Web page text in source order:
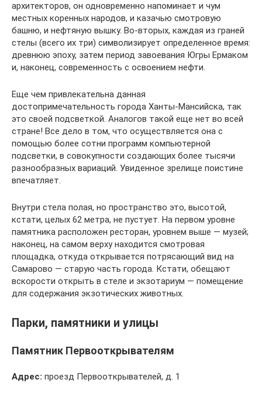
архитекторов, он одновременно напоминает и чум
местных коренных народов, и казачью смотровую
башню, и нефтяную вышку. Во-вторых, каждая из граней
стелы (всего их три) символизирует определенное время:
древнюю эпоху, затем период завоевания Югры Ермаком
и, наконец, современность с освоением нефти.
Еще чем привлекательна данная
достопримечательность города Ханты-Мансийска, так
это своей подсветкой. Аналогов такой еще нет во всей
стране! Все дело в том, что осуществляется она с
помощью более сотни программ компьютерной
подсветки, в совокупности создающих более тысячи
разнообразных вариаций. Увиденное зрелище поистине
впечатляет.
Внутри стела полая, но пространство это, высотой,
кстати, целых 62 метра, не пустует. На первом уровне
памятника расположен ресторан, уровнем выше — музей;
наконец, на самом верху находится смотровая
площадка, откуда открывается потрясающий вид на
Самарово — старую часть города. Кстати, обещают
вскорости открыть в стеле и экзотариум — помещение
для содержания экзотических животных.
Парки, памятники и улицы
Памятник Первооткрывателям
Адрес: проезд Первооткрывателей, д. 1